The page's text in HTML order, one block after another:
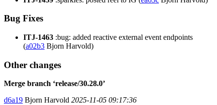
Bug Fixes
ITJ-1463 :bug: added reactive external event endpoints
(a02b3 Bjorn Harvold)
Other changes
Merge branch ‘release/30.28.0’
d6a19 Bjorn Harvold 2025-11-05 09:17:36